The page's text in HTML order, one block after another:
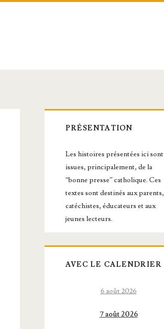
Barre
latérale
principale
PRÉSENTATION
Les histoires présentées ici sont
issues, principalement, de la
“bonne presse” catholique. Ces
textes sont destinés aux parents,
catéchistes, éducateurs et aux
jeunes lecteurs.
AVEC LE CALENDRIER
6 août 2026
7 août 2026